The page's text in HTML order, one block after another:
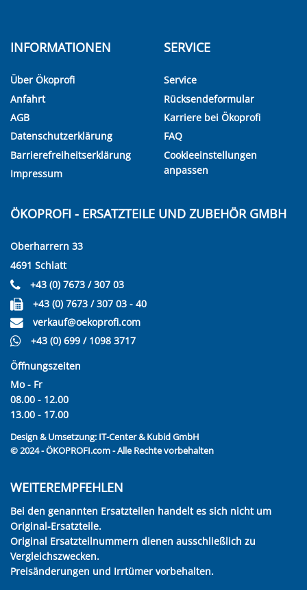
INFORMATIONEN
Über Ökoprofi
Anfahrt
AGB
Datenschutzerklärung
Barrierefreiheitserklärung
Impressum
SERVICE
Service
Rücksendeformular
Karriere bei Ökoprofi
FAQ
Cookieeinstellungen
anpassen
ÖKOPROFI - ERSATZTEILE UND ZUBEHÖR GMBH
Oberharrern 33
4691 Schlatt
+43 (0) 7673 / 307 03
+43 (0) 7673 / 307 03 - 40
verkauf@oekoprofi.com
+43 (0) 699 / 1098 3717
Öffnungszeiten
Mo - Fr
08.00 - 12.00
13.00 - 17.00
Design & Umsetzung: IT-Center & Kubid GmbH
© 2024 - ÖKOPROFI.com - Alle Rechte vorbehalten
WEITEREMPFEHLEN
Bei den genannten Ersatzteilen handelt es sich nicht um
Original-Ersatzteile.
Original Ersatzteilnummern dienen ausschließlich zu
Vergleichszwecken.
Preisänderungen und Irrtümer vorbehalten.